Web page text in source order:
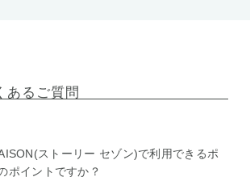
あるご質問
ストーリー セゾン)で利用できるポ
ポイントですか？